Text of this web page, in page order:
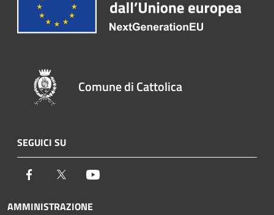
Comune di Cattolica
SEGUICI SU
Facebook Twitter
AMMINISTRAZIONE